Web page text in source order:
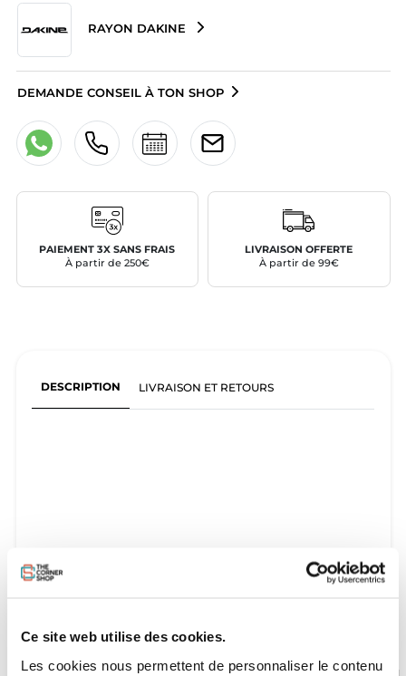
Ce site web utilise des cookies.
Les cookies nous permettent de personnaliser le contenu
RAYON DAKINE
DEMANDE CONSEIL À TON SHOP
PAIEMENT 3X SANS FRAIS
À partir de 250€
LIVRAISON OFFERTE
À partir de 99€
DESCRIPTION LIVRAISON ET RETOURS